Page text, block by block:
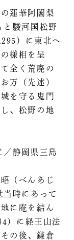
蓮華阿闍梨
と駿河国松野
）に東北へ
様相を呈
全く荒廃の
万（先述）
を守る鬼門
、松野の地
／静岡県三島
（べんあじ
当時にあって
に庵を結ん
）に経王山法
の後、鎌倉